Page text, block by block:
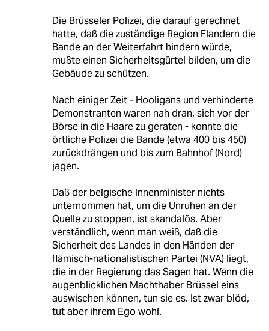
Die Brüsseler Polizei, die darauf gerechnet
hatte, daß die zuständige Region Flandern die
Bande an der Weiterfahrt hindern würde,
mußte einen Sicherheitsgürtel bilden, um die
Gebäude zu schützen.
Nach einiger Zeit - Hooligans und verhinderte
Demonstranten waren nah dran, sich vor der
Börse in die Haare zu geraten - konnte die
örtliche Polizei die Bande (etwa 400 bis 450)
zurückdrängen und bis zum Bahnhof (Nord)
jagen.
Daß der belgische Innenminister nichts
unternommen hat, um die Unruhen an der
Quelle zu stoppen, ist skandalös. Aber
verständlich, wenn man weiß, daß die
Sicherheit des Landes in den Händen der
flämisch-nationalistischen Partei (NVA) liegt,
die in der Regierung das Sagen hat. Wenn die
augenblicklichen Machthaber Brüssel eins
auswischen können, tun sie es. Ist zwar blöd,
tut aber ihrem Ego wohl.